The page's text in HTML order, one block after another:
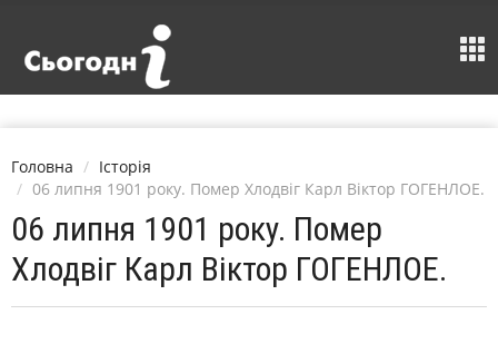
Головна
Історія
06 липня 1901 року. Помер Хлодвіг Карл Віктор ГОГЕНЛОЕ.
06 липня 1901 року. Помер
Хлодвіг Карл Віктор ГОГЕНЛОЕ.